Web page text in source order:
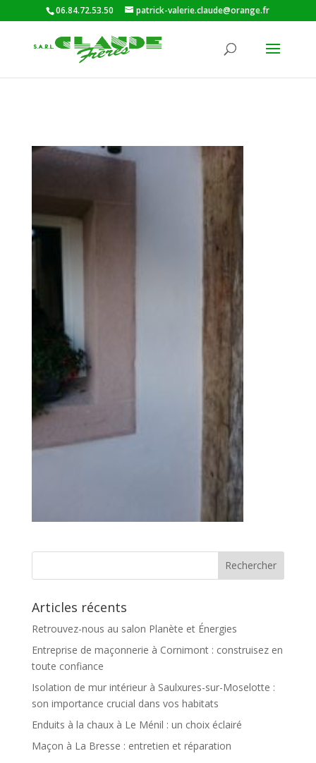
06.84.72.53.50 patrick-valerie.claude@orange.fr
Articles récents
Retrouvez-nous au salon Planète et Énergies
Entreprise de maçonnerie à Cornimont : construisez en
toute confiance
Isolation de mur intérieur à Saulxures-sur-Moselotte :
son importance crucial dans vos habitats
Enduits à la chaux à Le Ménil : un choix éclairé
Maçon à La Bresse : entretien et réparation